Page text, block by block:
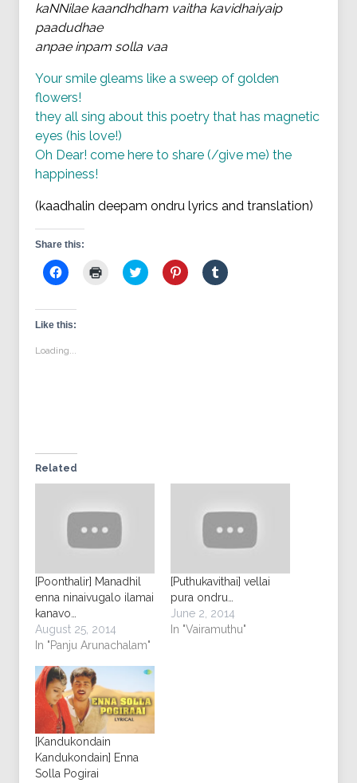
kaNNilae kaandhdham vaitha kavidhaiyaip
paadudhae
anpae inpam solla vaa
Your smile gleams like a sweep of golden
flowers!
they all sing about this poetry that has magnetic
eyes (his love!)
Oh Dear! come here to share (/give me) the
happiness!
(kaadhalin deepam ondru lyrics and translation)
Share this:
Click
to
Facebook
(Opens
in
window)
Click Click
to
Click
to
Click
to
Like this:
Loading...
Related
[Poonthalir] Manadhil
enna ninaivugalo ilamai
kanavo…
August 25, 2014
In "Panju Arunachalam"
[Puthukavithai] vellai
pura ondru…
June 2, 2014
In "Vairamuthu"
[Kandukondain
Kandukondain] Enna
Solla Pogirai